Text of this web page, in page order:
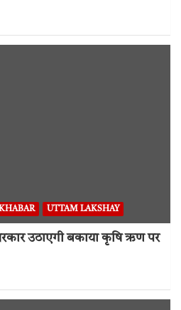
UTTAM LAKSHAY
उठाएगी बकाया कृषि ऋण पर